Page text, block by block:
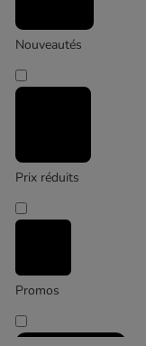
Applaws
Bonzo
Calibra
Taste of the Wild Prey
Nouveautés
Prix réduits
Promos